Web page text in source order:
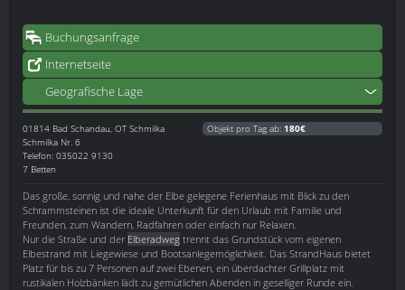
Buchungsanfrage
Internetseite
Geografische Lage
01814 Bad Schandau, OT Schmilka
Schmilka Nr. 6
Telefon: 035022 9130
7 Betten
Objekt pro Tag ab: 180€
Das große, sonnig und nahe der Elbe gelegene Ferienhaus mit Blick zu den
Schrammsteinen ist die ideale Unterkunft für den Urlaub mit Familie und
Freunden, zum Wandern, Radfahren oder einfach nur Relaxen.
Nur die Straße und der Elberadweg trennt das Grundstück vom eigenen
Elbestrand mit Liegewiese und Bootsanlegemöglichkeit. Das StrandHaus bietet
Platz für bis zu 7 Personen auf zwei Ebenen, ein überdachter Grillplatz mit
rustikalen Holzbänken lädt zu gemütlichen Abenden in geselliger Runde ein.